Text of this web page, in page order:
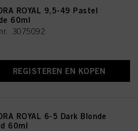
ROYAL 9,5-49 Pastel
60ml
3075092
REGISTEREN EN KOPEN
ROYAL 6-5 Dark Blonde
60ml